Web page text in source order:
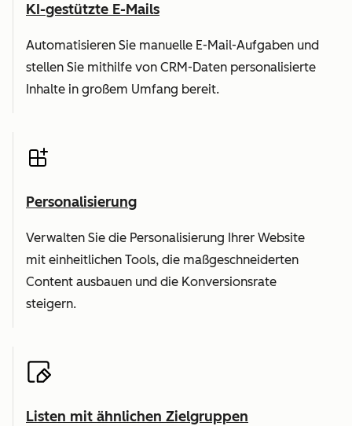
KI-gestützte E-Mails
Automatisieren Sie manuelle E-Mail-Aufgaben und
stellen Sie mithilfe von CRM-Daten personalisierte
Inhalte in großem Umfang bereit.
Personalisierung
Verwalten Sie die Personalisierung Ihrer Website
mit einheitlichen Tools, die maßgeschneiderten
Content ausbauen und die Konversionsrate
steigern.
Listen mit ähnlichen Zielgruppen